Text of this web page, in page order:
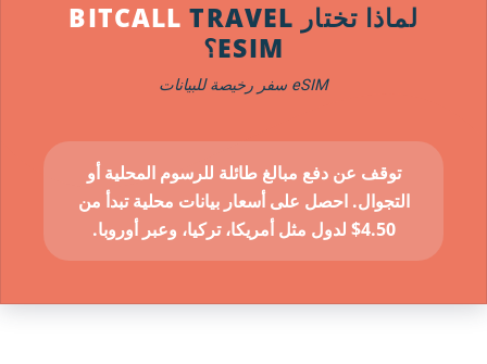
لماذا تختار TRAVEL
ESIM؟
eSIM سفر رخيصة للبيانات
توقف عن دفع مبالغ طائلة للرسوم المحلية أو
التجوال. احصل على أسعار بيانات محلية تبدأ من
4.50$ لدول مثل أمريكا، تركيا، وعبر أوروبا.